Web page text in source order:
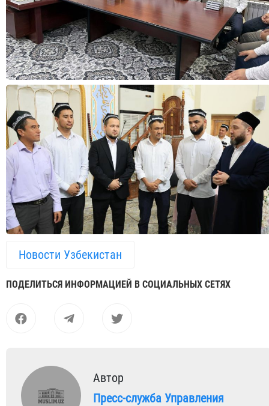
Новости Узбекистан
ПОДЕЛИТЬСЯ ИНФОРМАЦИЕЙ В СОЦИАЛЬНЫХ СЕТЯХ
Автор
Пресс-служба Управления